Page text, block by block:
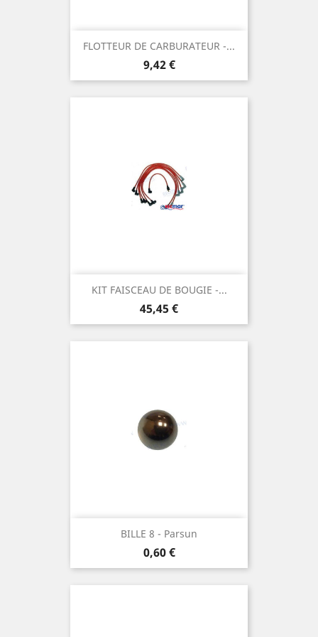
FLOTTEUR DE CARBURATEUR -...
Prix
9,42 €
KIT FAISCEAU DE BOUGIE -...
Prix
45,45 €
BILLE 8 - Parsun
Prix
0,60 €